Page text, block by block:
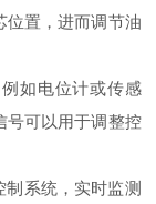
位置，进而调节油
如电位计或传感
号可以用于调整控
系统，实时监测